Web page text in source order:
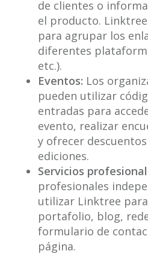
de clientes o
el producto.
para agrupar los
diferentes
etc.).
Eventos: Los
pueden utilizar
entradas para
evento, realizar
y ofrecer
ediciones.
Servicios
profesionales
utilizar Linktree
portafolio, blog,
formulario de
página.